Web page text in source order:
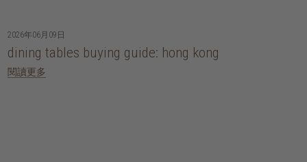
2026年06月09日
dining tables buying guide: hong kong
閱讀更多